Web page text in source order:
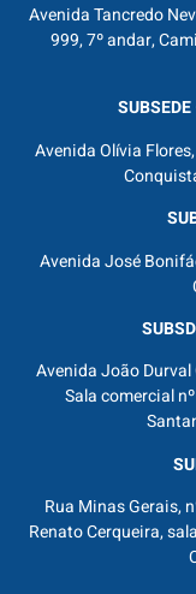
Avenida Tancredo
999, 7º andar,
Avenida Olívia
Avenida José
Avenida João
Sala comercial
Rua Minas Gerais,
Renato Cerqueira,